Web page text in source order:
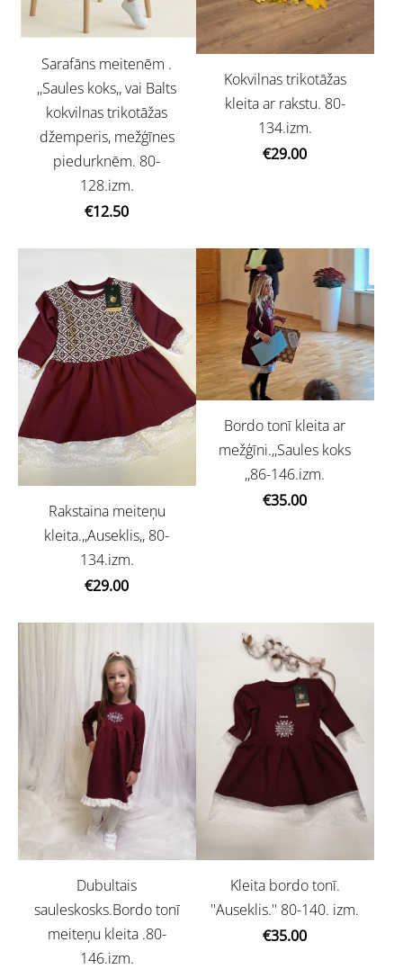
Sarafāns meitenēm .
,,Saules koks,, vai Balts
kokvilnas trikotāžas
džemperis, mežģīnes
piedurknēm. 80-
128.izm.
€12.50
Kokvilnas trikotāžas
kleita ar rakstu. 80-
134.izm.
€29.00
Rakstaina meiteņu
kleita.,,Auseklis,, 80-
134.izm.
€29.00
Bordo tonī kleita ar
mežģīni.,,Saules koks
,,86-146.izm.
€35.00
Dubultais
sauleskosks.Bordo tonī
meiteņu kleita .80-
146.izm.
Kleita bordo tonī.
''Auseklis.'' 80-140. izm.
€35.00